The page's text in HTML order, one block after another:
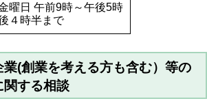
曜日 午前9時～午後5時
４時半まで
(創業を考える方も含む）等の
関する相談